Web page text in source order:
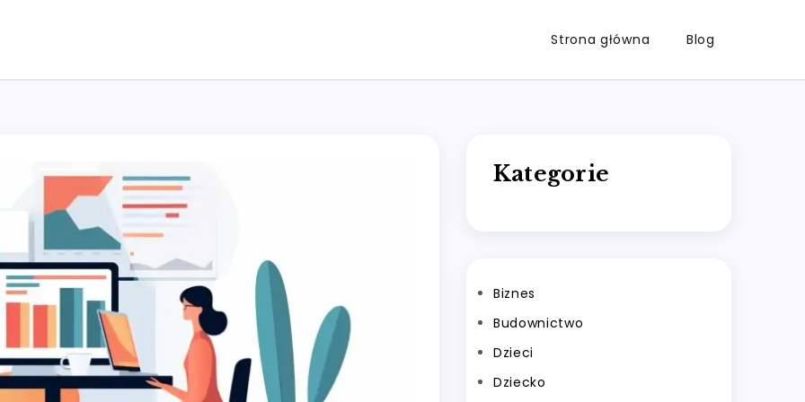
Strona główna Blog
Kategorie
Biznes
Budownictwo
Dzieci
Dziecko